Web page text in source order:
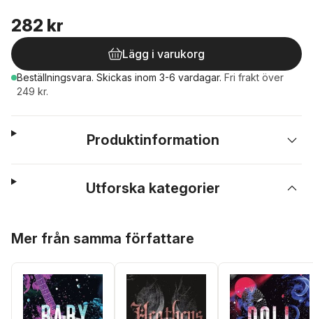
282 kr
Lägg i varukorg
Beställningsvara. Skickas inom 3-6 vardagar. Fri frakt över
249 kr.
Produktinformation
Utforska kategorier
Mer från samma författare